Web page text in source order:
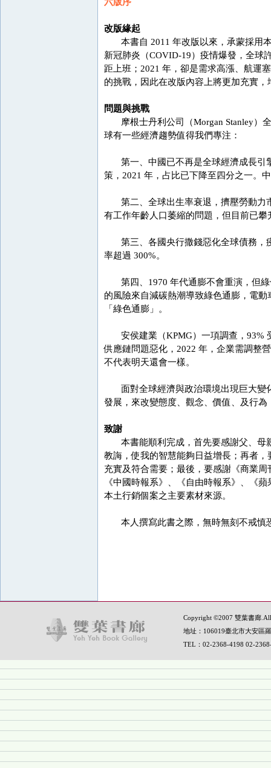
改版緣起
本書自 2011 年改版以來，承蒙採用本
新冠肺炎（COVID-19）疫情爆發，全球
距上班；2021 年，卻是需求高漲、航運
的挑戰，因此在改版內容上將更加充實
問題與挑戰
摩根士丹利公司（Morgan Stanley）全
球有一些經濟趨勢值得我們專注：
第一、中國已不再是全球經濟成長引
策，2021 年，占比已下降至四分之一。
第二、全球出生率衰退，擠壓勞動力
有工作年齡人口萎縮的問題，但目前已攀
第三、各國央行撒錢惡化全球債務，
率超過 300%。
第四、1970 年代通膨不會重演，但綠
的風險來自減碳熱潮導致綠色通膨，電
「綠色通膨」。
安侯建業（KPMG）一項調查，93%
供應鏈問題惡化，2022 年，企業需調整
不代表明天還會一樣。
面對全球經濟與政治環境出現巨大變
發展，來改變態度、觀念、價值、及行
致謝
本書能順利完成，首先要感謝父、母
教誨，使我的智慧能夠日益增長；再者
充實及符合需要；最後，要感謝《商業
《中國時報系》、《自由時報系》、《
本土行銷個案之主要素材來源。
本人撰寫此書之際，無時無刻不戒慎
Copyright ©2007 雙葉書廊.All
地址：106019臺北市大安區
TEL：02-2368-4198 02-